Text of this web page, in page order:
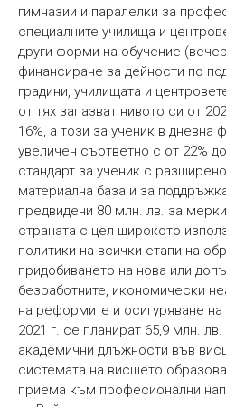
гимназии и паралелки за
специалните училища и
други форми на обучение
финансиране за дейности по
градини, училищата и
от тях запазват нивото си от
16%, а този за ученик в
увеличен съответно с от 22%
стандарт за ученик с
материална база и за
предвидени 80 млн. лв. за
страната с цел широкото
политики на всички етапи на
придобиването на нова или
безработните, икономически
на реформите и осигуряване
2021 г. се планират 65,9 млн.
академични длъжности във
системата на висшето
приема към професионални